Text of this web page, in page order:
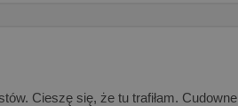
Cieszę się, że tu trafiłam. Cudowne